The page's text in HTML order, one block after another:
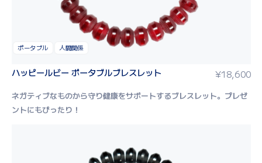
ポータブル 人間関係
ハッピールビー ポータブルブレスレット ¥18,600
ネガティブなものから守り健康をサポートするブレスレット。 プレゼ
ントにもぴったり！